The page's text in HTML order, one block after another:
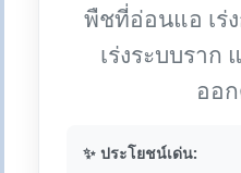
พืชที่อ่อนแอ เร่
เร่งระบบราก
ออ
✨ ประโยชน์เด่น: